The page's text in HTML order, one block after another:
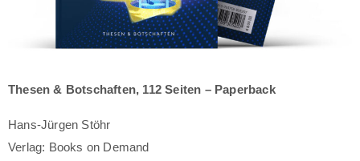
Thesen & Botschaften, 112 Seiten – Paperback
Hans-Jürgen Stöhr
Verlag: Books on Demand